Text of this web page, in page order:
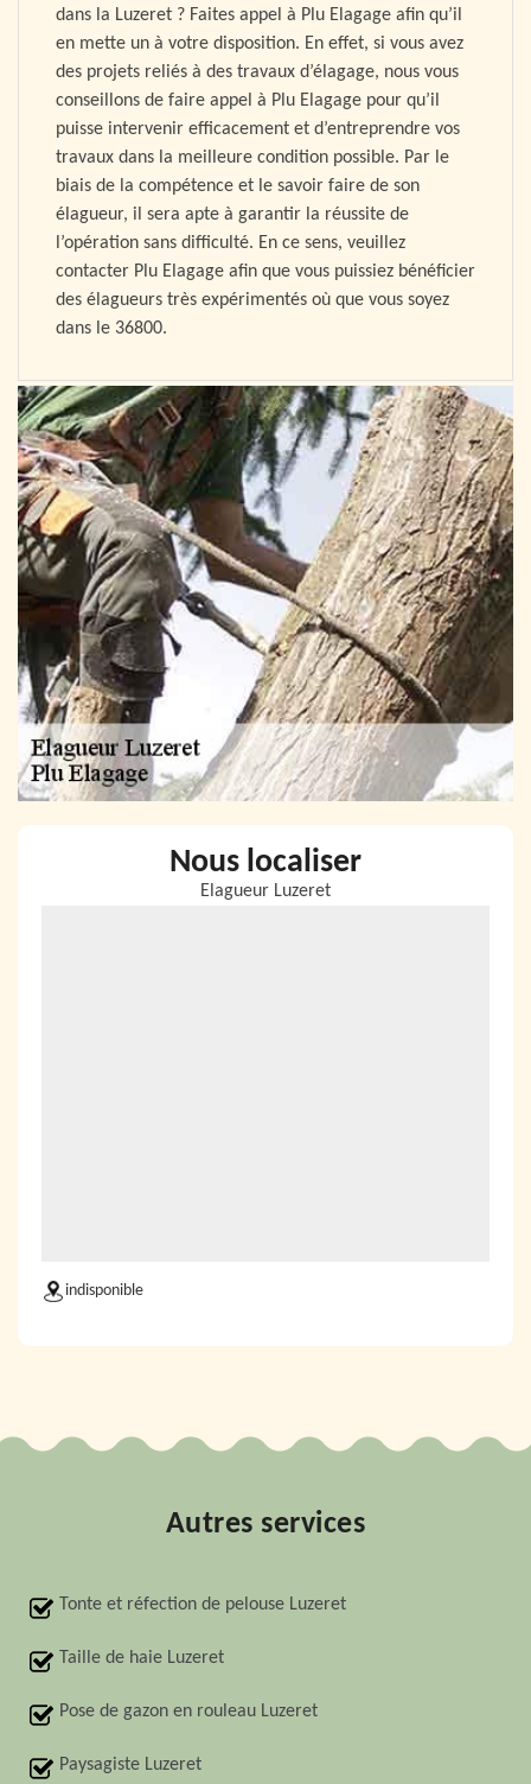
dans la Luzeret ? Faites appel à Plu Elagage afin qu’il
en mette un à votre disposition. En effet, si vous avez
des projets reliés à des travaux d’élagage, nous vous
conseillons de faire appel à Plu Elagage pour qu’il
puisse intervenir efficacement et d’entreprendre vos
travaux dans la meilleure condition possible. Par le
biais de la compétence et le savoir faire de son
élagueur, il sera apte à garantir la réussite de
l’opération sans difficulté. En ce sens, veuillez
contacter Plu Elagage afin que vous puissiez bénéficier
des élagueurs très expérimentés où que vous soyez
dans le 36800.
Nous localiser
Elagueur Luzeret
indisponible
Autres services
Tonte et réfection de pelouse Luzeret
Taille de haie Luzeret
Pose de gazon en rouleau Luzeret
Paysagiste Luzeret